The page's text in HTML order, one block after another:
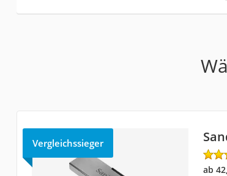
Vergleichssieger
ab